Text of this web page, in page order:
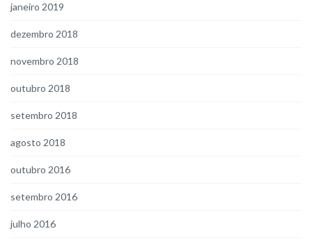
janeiro 2019
dezembro 2018
novembro 2018
outubro 2018
setembro 2018
agosto 2018
outubro 2016
setembro 2016
julho 2016